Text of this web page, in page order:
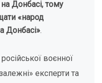
на Донбасі, тому
«народ
Донбасі».
воєнної
експерти та